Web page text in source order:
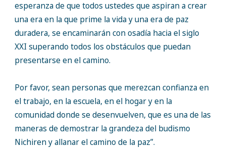
esperanza de que todos ustedes que aspiran a crear
una era en la que prime la vida y una era de paz
duradera, se encaminarán con osadía hacia el siglo
XXI superando todos los obstáculos que puedan
presentarse en el camino.
Por favor, sean personas que merezcan confianza en
el trabajo, en la escuela, en el hogar y en la
comunidad donde se desenvuelven, que es una de las
maneras de demostrar la grandeza del budismo
Nichiren y allanar el camino de la paz”.